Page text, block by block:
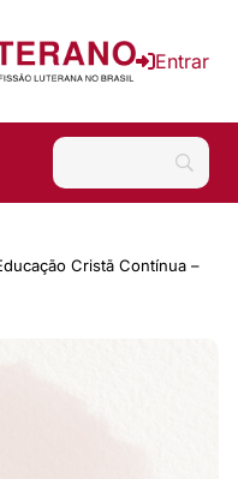
Entrar
Cristã Contínua –